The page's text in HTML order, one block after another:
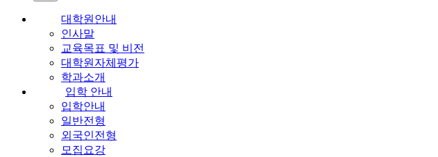
대학원안내
인사말
교육목표 및 비전
대학원자체평가
학과소개
입학 안내
입학안내
일반전형
외국인전형
모집요강